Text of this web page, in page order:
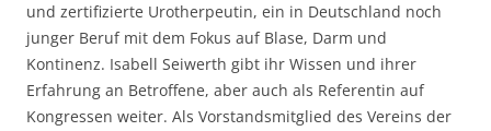
und zertifizierte Urotherpeutin, ein in Deutschland noch
junger Beruf mit dem Fokus auf Blase, Darm und
Kontinenz. Isabell Seiwerth gibt ihr Wissen und ihrer
Erfahrung an Betroffene, aber auch als Referentin auf
Kongressen weiter. Als Vorstandsmitglied des Vereins der